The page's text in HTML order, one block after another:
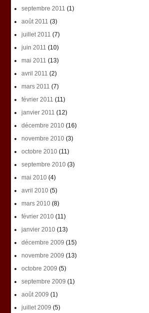
septembre 2011 (1)
août 2011 (3)
juillet 2011 (7)
juin 2011 (10)
mai 2011 (13)
avril 2011 (2)
mars 2011 (7)
février 2011 (11)
janvier 2011 (12)
décembre 2010(16)
novembre 2010(3)
octobre 2010(11)
septembre 2010(3)
mai 2010(4)
avril 2010(5)
mars 2010(8)
février 2010(11)
janvier 2010(13)
décembre 2009 (15)
novembre 2009 (13)
octobre 2009 (5)
septembre 2009 (1)
août 2009 (1)
juillet 2009 (5)